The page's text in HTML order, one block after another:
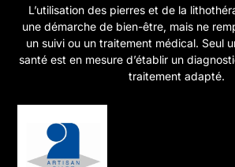
choisies
sur
la
page
L’utilisation des pierres et de la
une démarche de bien-être, mais ne
un suivi ou un traitement médical. Seul
santé est en mesure d’établir un
traitement adapté.